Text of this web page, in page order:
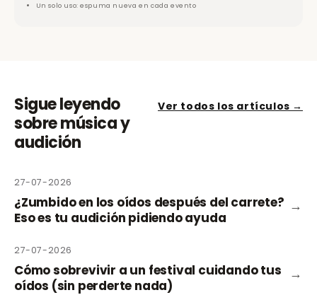
Un solo uso: espuma nueva en cada evento
Sigue leyendo
sobre música y
audición
Ver todos los artículos →
27-07-2026
¿Zumbido en los oídos después del carrete?
Eso es tu audición pidiendo ayuda
→
27-07-2026
Cómo sobrevivir a un festival cuidando tus
oídos (sin perderte nada)
→